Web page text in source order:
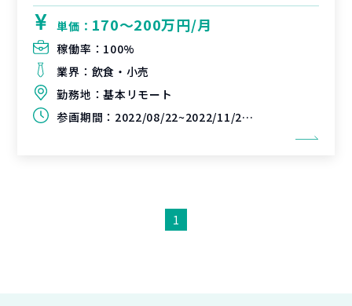
単価： 170〜200万円/月
稼働率： 100%
業界： 飲食・小売
勤務地：基本リモート
参画期間： 2022/08/22~2022/11/21（延長可能性あり）
1